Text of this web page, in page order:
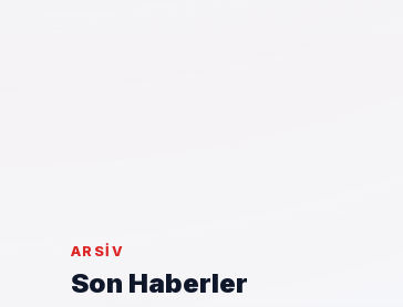
ARSIV
Son Haberler